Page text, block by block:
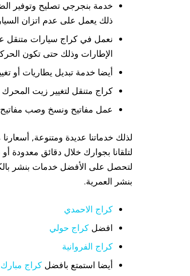
خدمة بنجرجي تصليح وتوفير
ذلك يعمل على عدم اتزان
نعمل في كراج سيارات متنقل
الإطارات وذلك حتى تكون
أيضا خدمة تبديل يطاريات أو
كراج متنقل لتغيير زيت المحرك
عمل مفاتيح ونسخ وصب مفاتيح
لذلك خدماتنا عديدة ومتنوعة,
لتلقانا بجوارك خلال دقائق
لتحصل على الأفضل خدمات بنشر
بنشر العمرية.
كراج الاحمدي
افضل كراج حولي
كراج الفروانية
أيضا استمتع بافضل كراج مبارك